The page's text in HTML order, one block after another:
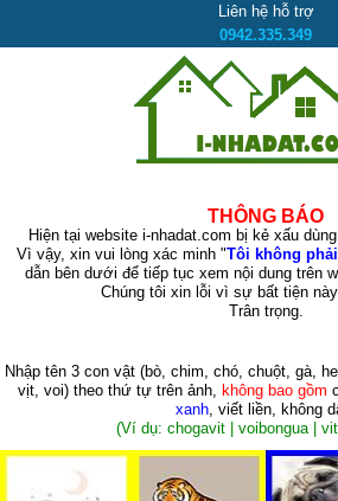
Liên hệ hỗ trợ
0942.335.349
THÔNG BÁO
Hiện tại website i-nhadat.com bị kẻ xấu
Vì vậy, xin vui lòng xác minh "Tôi không
dẫn bên dưới để tiếp tục xem nội dung trên
Chúng tôi xin lỗi vì sự bất tiện
Trân trọng.
Nhập tên 3 con vật (bò, chim, chó, chuột, gà,
vịt, voi)theo thứ tự trên ảnh, không bao gồm
xanh, viết liền, không
(Ví dụ: chogavit | voibongua |